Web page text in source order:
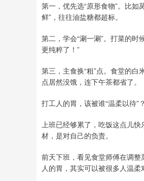
第一，优先选“原形食物”。比
鲜”，往往油盐糖都超标。
第二，学会“涮一涮”。打菜的
更纯粹了！”
第三，主食换“粗”点。食堂的
点居然没饿，连下午茶都省了。
打工人的胃，该被谁“温柔以待”？
上班已经够累了，吃饭这点儿快
材，是对自己的负责。
前天下班，看见食堂师傅在调
人的胃，其实可以被很多人温